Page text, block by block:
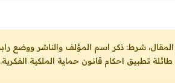
تطبيق احكام قانون حماية الملكية الفكرية.